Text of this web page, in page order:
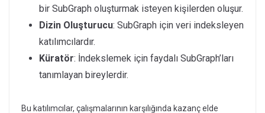
bir SubGraph oluşturmak isteyen kişilerden oluşur.
Dizin Oluşturucu: SubGraph için veri indeksleyen
katılımcılardır.
Küratör: İndekslemek için faydalı SubGraph’ları
tanımlayan bireylerdir.
Bu katılımcılar, çalışmalarının karşılığında kazanç elde